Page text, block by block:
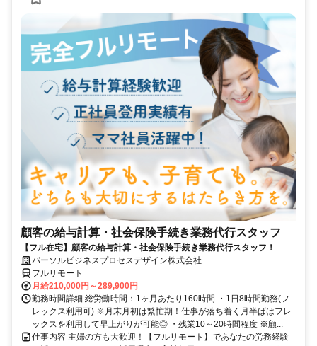
顧客の給与計算・社会保険手続き業務代行スタッフ
【フル在宅】顧客の給与計算・社会保険手続き業務代行スタッフ！
パーソルビジネスプロセスデザイン株式会社
フルリモート
月給210,000円～289,900円
勤務時間詳細 総労働時間：1ヶ月あたり160時間 ・1日8時間勤務(フ
レックス利用可) ※月末月初は繁忙期！仕事が落ち着く月半ばはフレ
ックスを利用して早上がりが可能◎ ・残業10～20時間程度 ※顧...
仕事内容 主婦の方も大歓迎！【フルリモート】であなたの労務経験